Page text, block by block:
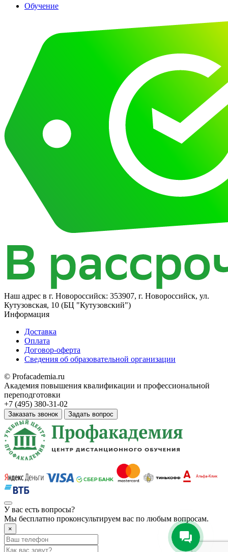
Обучение
Наш адрес в г. Новороссийск: 353907, г. Новороссийск, ул.
Кутузовская, 10 (БЦ "Кутузовский")
Информация
Доставка
Оплата
Договор-оферта
Сведения об образовательной организации
© Profacademia.ru
Академия повышения квалификации и профессиональной
переподготовки
+7 (495) 380-31-02
Заказать звонок Задать вопрос
У вас есть вопросы?
Мы бесплатно проконсультируем вас по любым вопросам.
×